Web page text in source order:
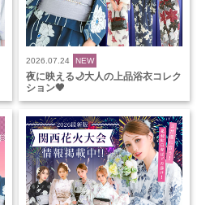
2026.07.24 NEW
夜に映える🌙大人の上品浴衣コレク
ション🖤